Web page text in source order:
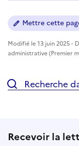
Mettre cette
Modifié le 13 juin 2025 -
administrative (Premier
Recherche
Recevoir la